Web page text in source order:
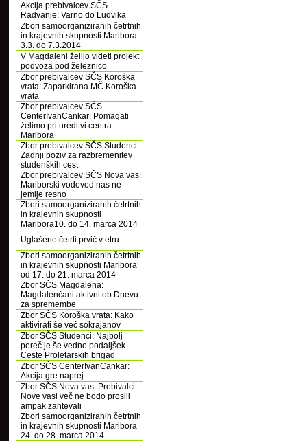
Akcija prebivalcev SČS
Radvanje: Varno do Ludvika
Zbori samoorganiziranih četrtnih
in krajevnih skupnosti Maribora
3.3. do 7.3.2014
V Magdaleni želijo videti projekt
podvoza pod železnico
Zbor prebivalcev SČS Koroška
vrata: Zaparkirana MČ Koroška
vrata
Zbor prebivalcev SČS
CenterIvanCankar: Pomagati
želimo pri ureditvi centra
Maribora
Zbor prebivalcev SČS Studenci:
Zadnji poziv za razbremenitev
studenških cest
Zbor prebivalcev SČS Nova vas:
Mariborski vodovod nas ne
jemlje resno
Zbori samoorganiziranih četrtnih
in krajevnih skupnosti
Maribora10. do 14. marca 2014
Uglašene četrti prvič v etru
Zbori samoorganiziranih četrtnih
in krajevnih skupnosti Maribora
od 17. do 21. marca 2014
Zbor SČS Magdalena:
Magdalenčani aktivni ob Dnevu
za spremembe
Zbor SČS Koroška vrata: Kako
aktivirati še več sokrajanov
Zbor SČS Studenci: Najbolj
pereč je še vedno podaljšek
Ceste Proletarskih brigad
Zbor SČS CenterIvanCankar:
Akcija gre naprej
Zbor SČS Nova vas: Prebivalci
Nove vasi več ne bodo prosili
ampak zahtevali
Zbori samoorganiziranih četrtnih
in krajevnih skupnosti Maribora
24. do 28. marca 2014